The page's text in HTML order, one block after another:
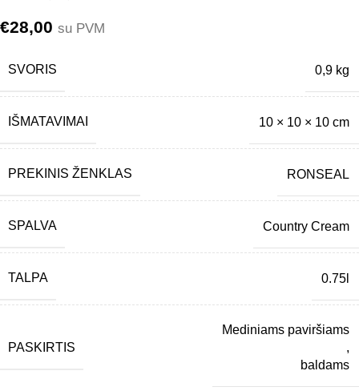
€28,00 su PVM
SVORIS 0,9 kg
IŠMATAVIMAI 10 × 10 × 10 cm
PREKINIS ŽENKLAS RONSEAL
SPALVA Country Cream
TALPA 0.75l
PASKIRTIS
Mediniams paviršiams
,
baldams